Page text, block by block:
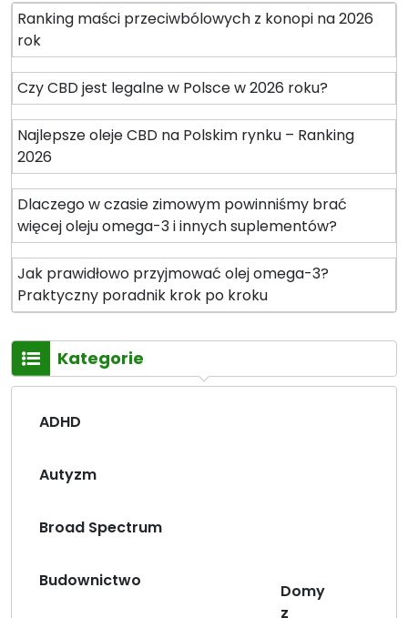
Ranking maści przeciwbólowych z konopi na 2026
rok
Czy CBD jest legalne w Polsce w 2026 roku?
Najlepsze oleje CBD na Polskim rynku – Ranking
2026
Dlaczego w czasie zimowym powinniśmy brać
więcej oleju omega-3 i innych suplementów?
Jak prawidłowo przyjmować olej omega-3?
Praktyczny poradnik krok po kroku
Kategorie
ADHD
Autyzm
Broad Spectrum
Budownictwo
Domy
z